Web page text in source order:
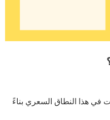
في هذا النطاق السعري بناءً